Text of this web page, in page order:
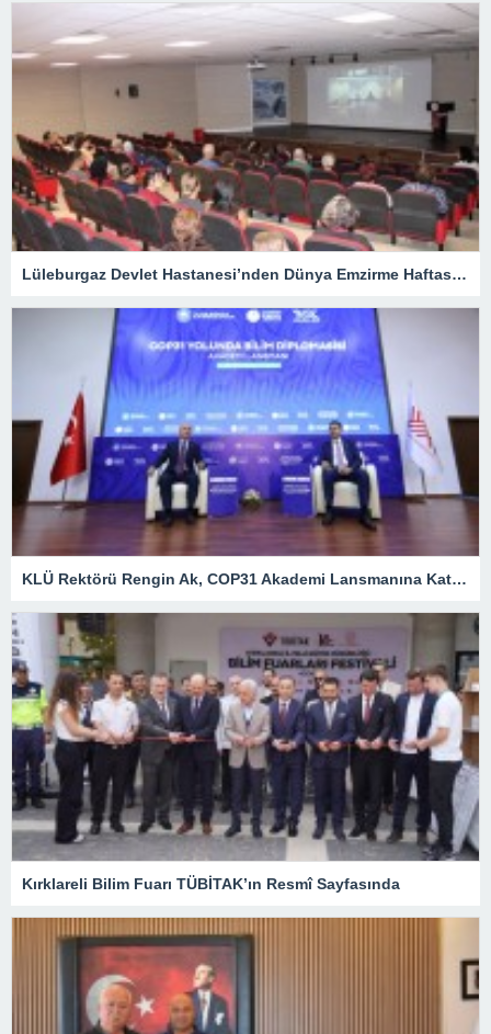
Lüleburgaz Devlet Hastanesi’nden Dünya Emzirme Haftası Katılımı
KLÜ Rektörü Rengin Ak, COP31 Akademi Lansmanına Katıldı
Kırklareli Bilim Fuarı TÜBİTAK’ın Resmî Sayfasında